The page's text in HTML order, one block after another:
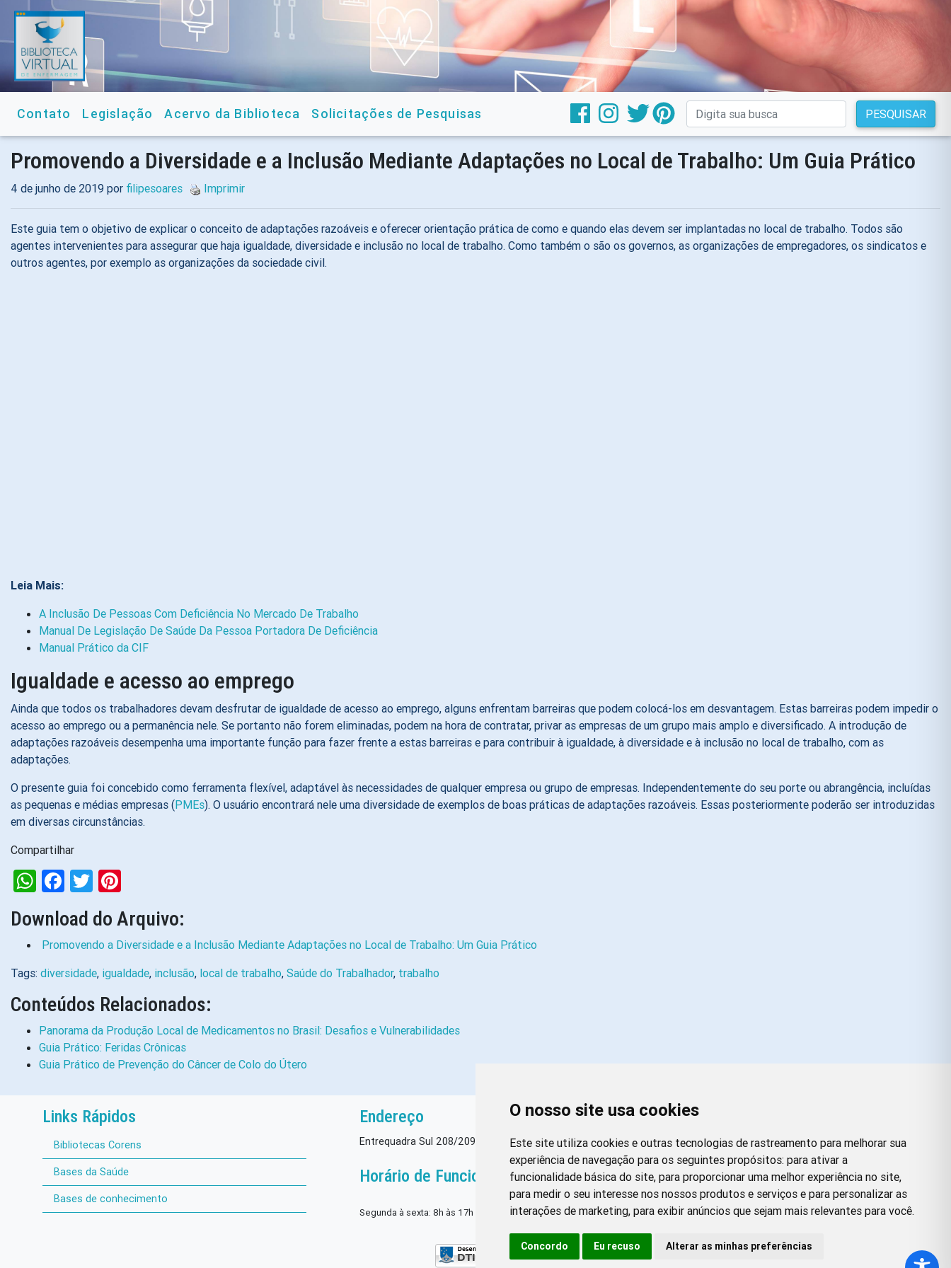
O nosso site usa cookies
Este site utiliza cookies e outras tecnologias de rastreamento para melhorar sua
experiência de navegação para os seguintes propósitos: para ativar a
funcionalidade básica do site, para proporcionar uma melhor experiência no site,
para medir o seu interesse nos nossos produtos e serviços e para personalizar as
interações de marketing, para exibir anúncios que sejam mais relevantes para você.
Concordo Eu recuso Alterar as minhas preferências
Contato Legislação Acervo da Biblioteca Solicitações de Pesquisas PESQUISAR
Promovendo a Diversidade e a Inclusão Mediante Adaptações no Local de Trabalho: Um Guia Prático
4 de junho de 2019 por filipesoares Imprimir
Este guia tem o objetivo de explicar o conceito de adaptações razoáveis e oferecer orientação prática de como e quando elas devem ser implantadas no local de trabalho. Todos são
agentes intervenientes para assegurar que haja igualdade, diversidade e inclusão no local de trabalho. Como também o são os governos, as organizações de empregadores, os sindicatos e
outros agentes, por exemplo as organizações da sociedade civil.
Leia Mais:
A Inclusão De Pessoas Com Deficiência No Mercado De Trabalho
Manual De Legislação De Saúde Da Pessoa Portadora De Deficiência
Manual Prático da CIF
Igualdade e acesso ao emprego
Ainda que todos os trabalhadores devam desfrutar de igualdade de acesso ao emprego, alguns enfrentam barreiras que podem colocá-los em desvantagem. Estas barreiras podem impedir o
acesso ao emprego ou a permanência nele. Se portanto não forem eliminadas, podem na hora de contratar, privar as empresas de um grupo mais amplo e diversificado. A introdução de
adaptações razoáveis desempenha uma importante função para fazer frente a estas barreiras e para contribuir à igualdade, à diversidade e à inclusão no local de trabalho, com as
adaptações.
O presente guia foi concebido como ferramenta flexível, adaptável às necessidades de qualquer empresa ou grupo de empresas. Independentemente do seu porte ou abrangência, incluídas
as pequenas e médias empresas (PMEs). O usuário encontrará nele uma diversidade de exemplos de boas práticas de adaptações razoáveis. Essas posteriormente poderão ser introduzidas
em diversas circunstâncias.
Compartilhar
WhatsApp
Facebook
Twitter
Download do Arquivo:
Promovendo a Diversidade e a Inclusão Mediante Adaptações no Local de Trabalho: Um Guia Prático
Tags: diversidade, igualdade, inclusão, local de trabalho, Saúde do Trabalhador, trabalho
Conteúdos Relacionados:
Panorama da Produção Local de Medicamentos no Brasil: Desafios e Vulnerabilidades
Guia Prático: Feridas Crônicas
Guia Prático de Prevenção do Câncer de Colo do Útero
Links Rápidos
Bibliotecas Corens
Bases da Saúde
Bases de conhecimento
Endereço
Entrequadra Sul 208/209, Asa Sul, CEP: 70390-100
Horário de Funcionamento
Segunda à sexta: 8h às 17h
Redes Sociais
Facebook Instagram Twitter Pinterest